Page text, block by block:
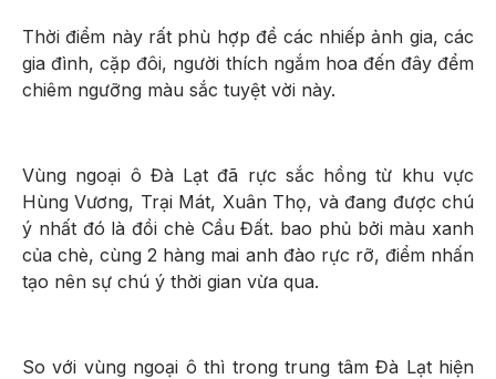
Thời điểm này rất phù hợp để các nhiếp ảnh gia, các
gia đình, cặp đôi, người thích ngắm hoa đến đây đểm
chiêm ngưỡng màu sắc tuyệt vời này.
Vùng ngoại ô Đà Lạt đã rực sắc hồng từ khu vực
Hùng Vương, Trại Mát, Xuân Thọ, và đang được chú
ý nhất đó là đồi chè Cầu Đất. bao phủ bởi màu xanh
của chè, cùng 2 hàng mai anh đào rực rỡ, điểm nhấn
tạo nên sự chú ý thời gian vừa qua.
So với vùng ngoại ô thì trong trung tâm Đà Lạt hiện